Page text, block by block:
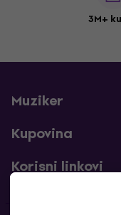
3M+
Muziker
Kupovina
Korisni linkovi